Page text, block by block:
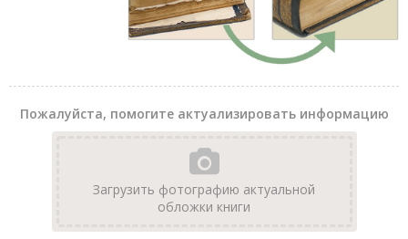
Пожалуйста, помогите актуализировать информацию
Загрузить фотографию актуальной
обложки книги